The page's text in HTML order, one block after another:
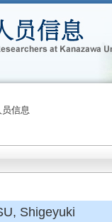
信息
Shigeyuki